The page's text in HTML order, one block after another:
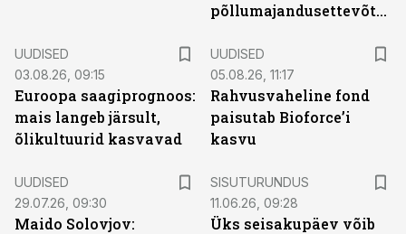
põllumajandusettevõtted
UUDISED
03.08.26, 09:15
Euroopa saagiprognoos:
mais langeb järsult,
õlikultuurid kasvavad
UUDISED
05.08.26, 11:17
Rahvusvaheline fond
paisutab Bioforce’i
kasvu
UUDISED
29.07.26, 09:30
Maido Solovjov:
SISUTURUNDUS
11.06.26, 09:28
Üks seisakupäev võib